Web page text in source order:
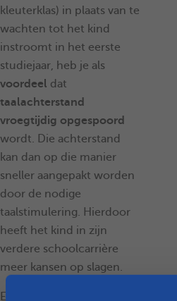
kleuterklas) in plaats van te
wachten tot het kind
instroomt in het eerste
studiejaar, heb je als
voordeel dat
taalachterstand
vroegtijdig opgespoord
wordt. Die achterstand
kan dan op die manier
sneller aangepakt worden
door de nodige
taalstimulering. Hierdoor
heeft het kind in zijn
verdere schoolcarrière
meer kansen op slagen.
Een